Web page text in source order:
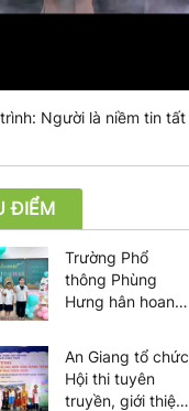
Người là niềm tin tất
ĐIỂM
Trường Phổ
thông Phùng
Hưng hân hoan
sinh năm 2026
An Giang tổ chức
Hội thi tuyên
truyền, giới thiệu